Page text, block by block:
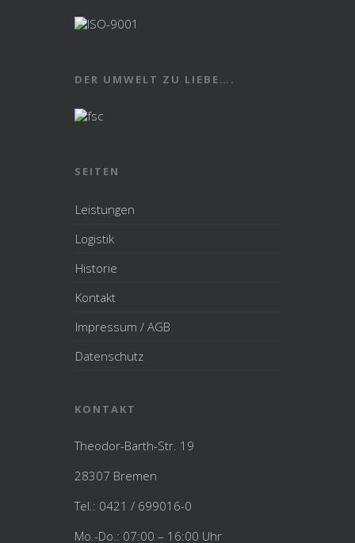
DER UMWELT ZU LIEBE….
SEITEN
Leistungen
Logistik
Historie
Kontakt
Impressum / AGB
Datenschutz
KONTAKT
Theodor-Barth-Str. 19
28307 Bremen
Tel.: 0421 / 699016-0
Mo.-Do.: 07:00 – 16:00 Uhr